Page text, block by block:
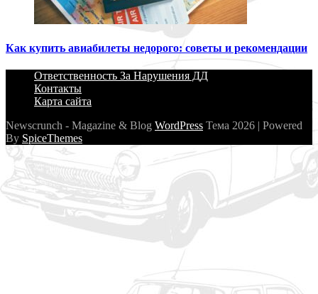
Как купить авиабилеты недорого: советы и рекомендации
Ответственность За Нарушения ДД
Контакты
Карта сайта
Newscrunch - Magazine & Blog WordPress Тема 2026 | Powered
By SpiceThemes